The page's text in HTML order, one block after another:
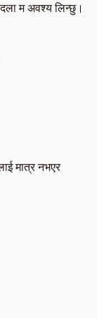
म अवश्य लिन्छु।
मात्र नभएर